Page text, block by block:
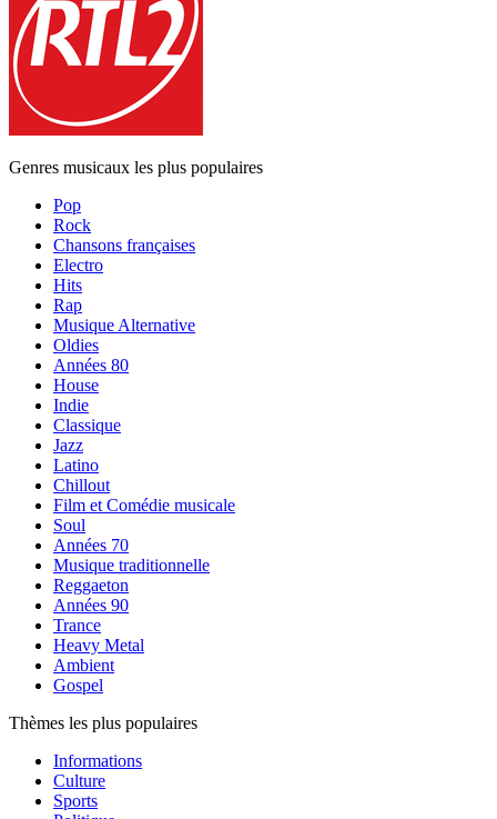
Genres musicaux les plus populaires
Pop
Rock
Chansons françaises
Electro
Hits
Rap
Musique Alternative
Oldies
Années 80
House
Indie
Classique
Jazz
Latino
Chillout
Film et Comédie musicale
Soul
Années 70
Musique traditionnelle
Reggaeton
Années 90
Trance
Heavy Metal
Ambient
Gospel
Thèmes les plus populaires
Informations
Culture
Sports